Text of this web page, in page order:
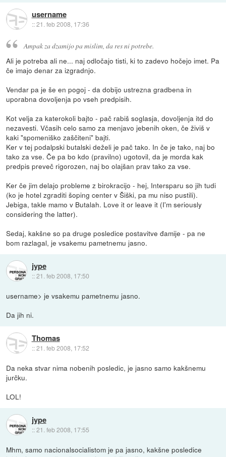
username
::21. feb 2008, 17:36
Ampak za dzamijo pa mislim, da res ni potrebe.
Ali je potreba ali ne... naj odločajo tisti, ki to zadevo hočejo imet. Pa
če imajo denar za izgradnjo.
Vendar pa je še en pogoj - da dobijo ustrezna gradbena in
uporabna dovoljenja po vseh predpisih.
Kot velja za katerokoli bajto - pač rabiš soglasja, dovoljenja itd do
nezavesti. Včasih celo samo za menjavo jebenih oken, če živiš v
kaki "spomeniško zaščiteni" bajti.
Ker v tej podalpski butalski deželi je pač tako. In če je tako, naj bo
tako za vse. Če pa bo kdo (pravilno) ugotovil, da je morda kak
predpis preveč rigorozen, naj bo olajšan prav tako za vse.
Ker če jim delajo probleme z birokracijo - hej, Intersparu so jih tudi
(ko je hotel zgraditi šoping center v Šiški, pa mu niso pustili).
Jebiga, takle mamo v Butalah. Love it or leave it (I'm seriously
considering the latter).
Sedaj, kakšne so pa druge posledice postavitve đamije - pa ne
bom razlagal, je vsakemu pametnemu jasno.
jype
::21. feb 2008, 17:50
username> je vsakemu pametnemu jasno.
Da jih ni.
Thomas
::21. feb 2008, 17:52
Da neka stvar nima nobenih posledic, je jasno samo kakšnemu
jurčku.
LOL!
jype
::21. feb 2008, 17:55
Mhm, samo nacionalsocialistom je pa jasno, kakšne posledice